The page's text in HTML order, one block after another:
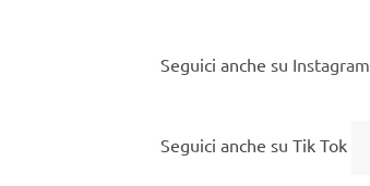
Seguici anche su Instagram
Seguici anche su Tik Tok